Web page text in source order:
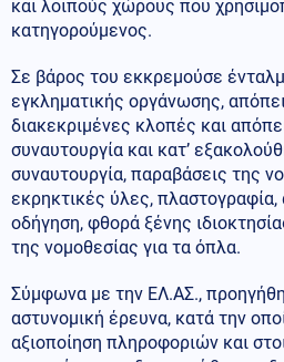
και λοιπούς χώρους που
κατηγορούμενος.
Σε βάρος του εκκρεμούσε
εγκληματικής οργάνωσης,
διακεκριμένες κλοπές και
συναυτουργία και κατ’
συναυτουργία, παραβάσεις της
εκρηκτικές ύλες, πλαστογραφία,
οδήγηση, φθορά ξένης
της νομοθεσίας για τα όπλα.
Σύμφωνα με την ΕΛ.ΑΣ.,
αστυνομική έρευνα, κατά την
αξιοποίηση πληροφοριών και